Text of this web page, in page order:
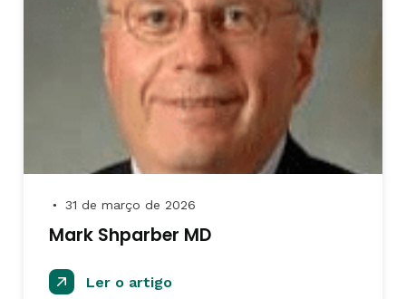
● 31 de março de 2026
Mark Shparber MD
Ler o artigo